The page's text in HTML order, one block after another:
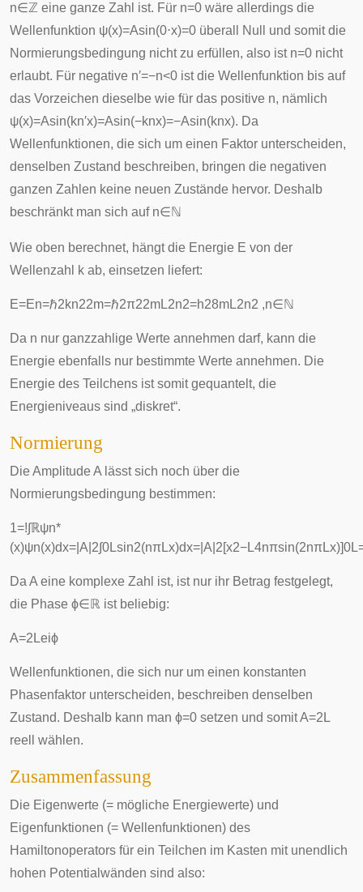
n∈ℤ eine ganze Zahl ist. Für n=0 wäre allerdings die
Wellenfunktion ψ(x)=Asin(0⋅x)=0 überall Null und somit die
Normierungsbedingung nicht zu erfüllen, also ist n=0 nicht
erlaubt. Für negative n′=−n<0 ist die Wellenfunktion bis auf
das Vorzeichen dieselbe wie für das positive n, nämlich
ψ(x)=Asin(kn′x)=Asin(−knx)=−Asin(knx). Da
Wellenfunktionen, die sich um einen Faktor unterscheiden,
denselben Zustand beschreiben, bringen die negativen
ganzen Zahlen keine neuen Zustände hervor. Deshalb
beschränkt man sich auf n∈ℕ
Wie oben berechnet, hängt die Energie E von der
Wellenzahl
k ab, einsetzen liefert:
E=En=ℏ2kn22m=ℏ2π22mL2n2=h28mL2n2 ,n∈ℕ
Da n nur ganzzahlige Werte annehmen darf, kann die
Energie ebenfalls nur bestimmte Werte annehmen. Die
Energie des Teilchens ist somit gequantelt, die
Energieniveaus sind „diskret“.
Normierung
Die Amplitude A lässt sich noch über die
Normierungsbedingung bestimmen:
1=!∫ℝψn*
(x)ψn(x)dx= A 2∫0Lsin2(nπLx)dx= A 2[x2−L4nπsin(2nπLx)]0L
Da A eine komplexe Zahl ist, ist nur ihr Betrag festgelegt,
die Phase ϕ∈ℝ ist beliebig:
A=2 Leiϕ
Wellenfunktionen, die sich nur um einen konstanten
Phasenfaktor unterscheiden, beschreiben denselben
Zustand. Deshalb kann man ϕ=0 setzen und somitA=2 L
reell wählen.
Zusammenfassung
Die Eigenwerte (= mögliche Energiewerte) und
Eigenfunktionen (= Wellenfunktionen) des
Hamiltonoperators für ein Teilchen im Kasten mit unendlich
hohen Potentialwänden sind also: